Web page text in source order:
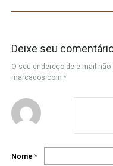
Deixe seu
O seu endereço de e-mail não
marcados com *
Nome *